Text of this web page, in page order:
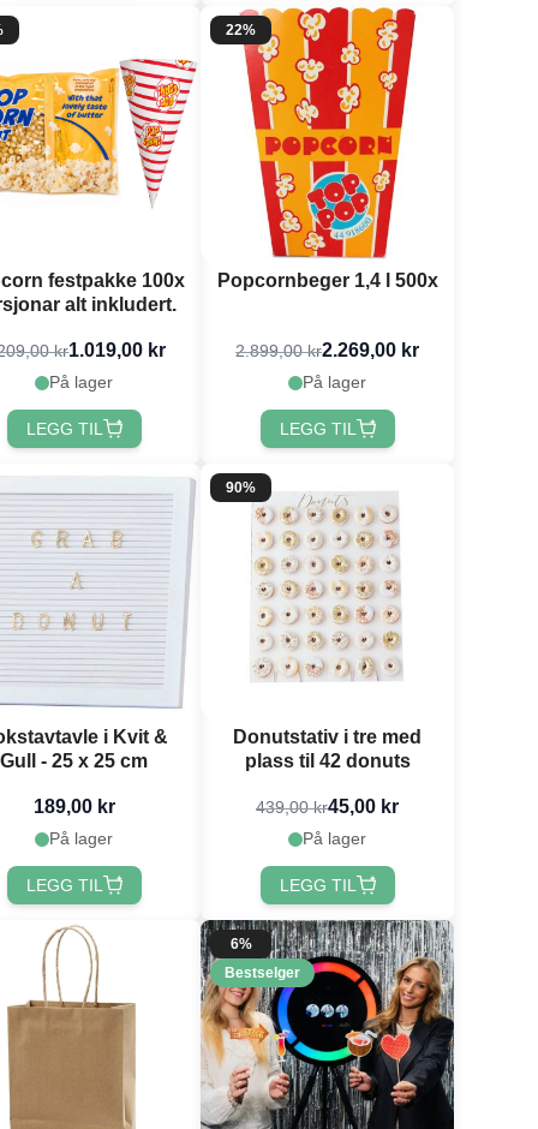
festpakke 100x
alt inkludert.
kr1.019,00 kr
På lager
LEGG TIL
22%
Popcornbeger 1,4 l 500x
2.899,00 kr2.269,00 kr
På lager
LEGG TIL
i Kvit &
Gull - 25 x 25 cm
189,00 kr
På lager
LEGG TIL
90%
Donutstativ i tre med
plass til 42 donuts
439,00 kr45,00 kr
På lager
LEGG TIL
6%
Bestselger